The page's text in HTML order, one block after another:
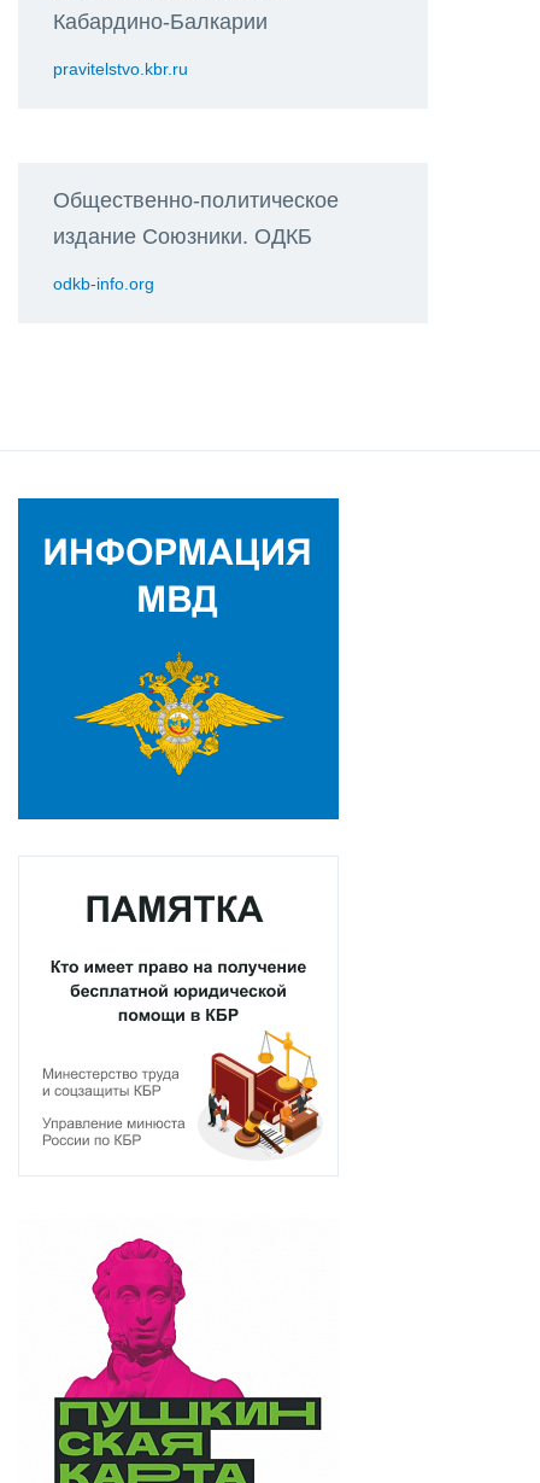
Кабардино-Балкарии
pravitelstvo.kbr.ru
Общественно-политическое
издание Союзники. ОДКБ
odkb-info.org